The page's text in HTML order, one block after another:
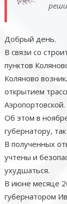
Добрый день.
В связи со
пунктов
Коляново
открытием
Аэропортовской.
Об этом в
губернатору,
В полученных
учтены и
ухудшаться.
В июне месяце
губернатором